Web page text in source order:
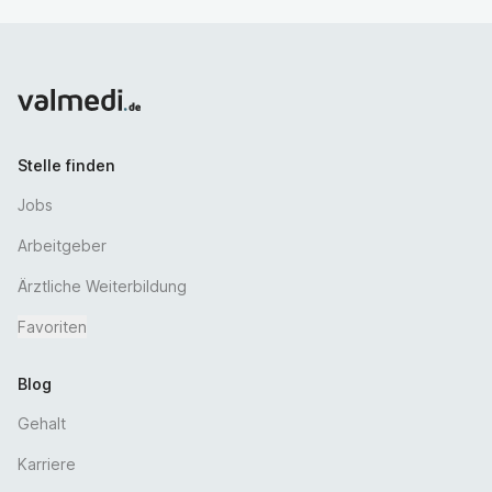
Ein sensationelles, engagiertes, lösungsorientiertes
Team und eine einmalig abwechslungsreiche
Erwerb der Zusatzbezeichnung Klinische Akut- und
Interne Notfall-, Reanimations- und
Teilnahme an externen Fortbildungen.
Flexible Arbeitszeitgestaltung – wir versuchen,
Optional: Teilnahme am bodengebundenen
Vergütung nach den AVR der Caritas, regelmäßige
Entgelt-Steigerungen, attraktive betrieblicher
Stelle finden
Jobs
Arbeitgeber
Ärztliche Weiterbildung
Favoriten
Blog
Gehalt
Karriere